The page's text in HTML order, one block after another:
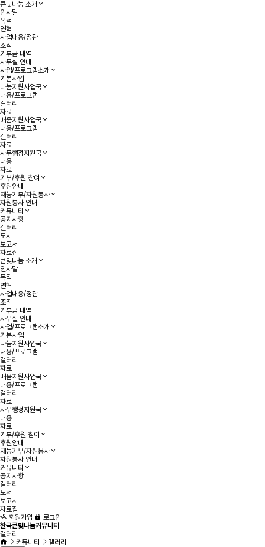
큰빛나눔 소개
인사말
목적
연혁
사업내용/정관
조직
기부금 내역
사무실 안내
사업/프로그램소개
기본사업
나눔지원사업국
내용/프로그램
갤러리
자료
배움지원사업국
내용/프로그램
갤러리
자료
사무행정지원국
내용
자료
기부/후원 참여
후원안내
재능기부/자원봉사
자원봉사 안내
커뮤니티
공지사항
갤러리
도서
보고서
자료집
큰빛나눔 소개
인사말
목적
연혁
사업내용/정관
조직
기부금 내역
사무실 안내
사업/프로그램소개
기본사업
나눔지원사업국
내용/프로그램
갤러리
자료
배움지원사업국
내용/프로그램
갤러리
자료
사무행정지원국
내용
자료
기부/후원 참여
후원안내
재능기부/자원봉사
자원봉사 안내
커뮤니티
공지사항
갤러리
도서
보고서
자료집
회원가입
로그인
한국큰빛나눔커뮤니티
갤러리
커뮤니티
갤러리